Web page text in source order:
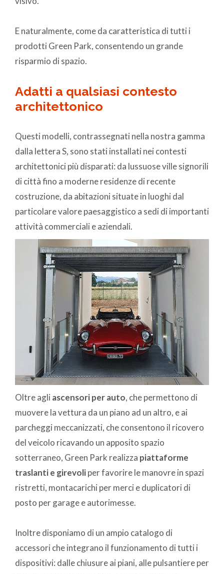
E naturalmente, come da caratteristica di tutti i
prodotti Green Park, consentendo un grande
risparmio di spazio.
Adatti a qualsiasi contesto
architettonico
Questi modelli, contrassegnati nella nostra gamma
dalla lettera S, sono stati installati nei contesti
architettonici più disparati: da lussuose ville signorili
di città fino a moderne residenze di recente
costruzione, da abitazioni situate in luoghi dal
particolare valore paesaggistico a sedi di importanti
attività commerciali e aziendali.
Oltre agli ascensori per auto, che permettono di
muovere la vettura da un piano ad un altro, e ai
parcheggi meccanizzati, che consentono il ricovero
del veicolo ricavando un apposito spazio
sotterraneo, Green Park realizza piattaforme
traslanti e girevoliper favorire le manovre in spazi
ristretti, montacarichi per merci e duplicatori di
posto per garage e autorimesse.
Inoltre disponiamo di un ampio catalogo di
accessori che integrano il funzionamento di tutti i
dispositivi: dalle chiusure ai piani, alle pulsantiere per